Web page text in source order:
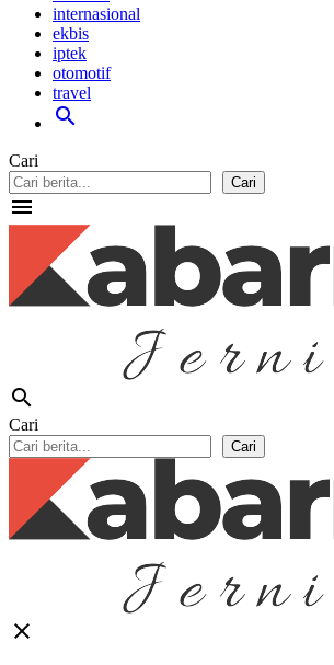
internasional
ekbis
iptek
otomotif
travel
search
Cari
Cari
menu
search
Cari
Cari
close